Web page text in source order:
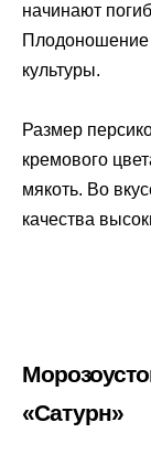
начинают
Плодоношение
культуры.
Размер
кремового
мякоть. Во
качества
«Сатурн»